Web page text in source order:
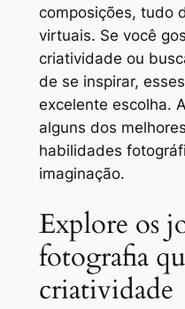
composições, tudo
virtuais. Se você
criatividade ou
de se inspirar,
excelente escolha.
alguns dos
habilidades
imaginação.
Explore os
fotografia
criatividade